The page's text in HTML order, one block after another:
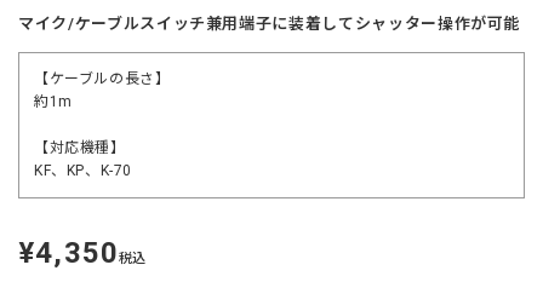
マイク/ケーブルスイッチ兼用端子に装着してシャッター操作が可能
【ケーブルの長さ】
約1m
【対応機種】
KF、KP、K-70
定
価
¥4,350税込